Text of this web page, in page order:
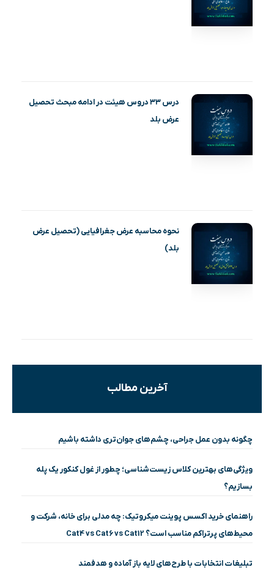
درس ۳۳ دروس هیئت در ادامه مبحث تحصیل
عرض بلد
نحوه محاسبه عرض جغرافیایی (تحصیل عرض
بلد)
آخرین مطالب
چگونه بدون عمل جراحی، چشم‌های جوان‌تری داشته باشیم
ویژگی‌های بهترین کلاس زیست‌شناسی؛ چطور از غول کنکور یک پله
بسازیم؟
راهنمای خرید اکسس پوینت میکروتیک: چه مدلی برای خانه، شرکت و
محیط‌های پرتراکم مناسب است؟ Cat4 vs Cat6 vs Cat12
تبلیغات انتخابات با طرح‌های لایه باز آماده و هدفمند